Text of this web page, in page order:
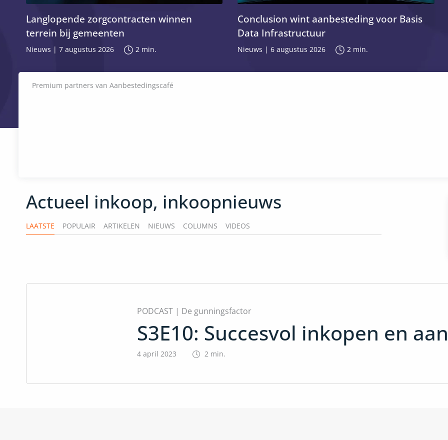
Langlopende zorgcontracten winnen
terrein bij gemeenten
Nieuws | 7 augustus 2026 2 min.
Conclusion wint aanbesteding voor Basis
Data Infrastructuur
Nieuws |6 augustus 2026 2 min.
Premium partners van Aanbestedingscafé
Actueel inkoop, inkoopnieuws
LAATSTE POPULAIR ARTIKELEN NIEUWS COLUMNS VIDEOS
PODCAST | De gunningsfactor
S3E10: Succesvol inkopen en
4 april 2023 2 min.